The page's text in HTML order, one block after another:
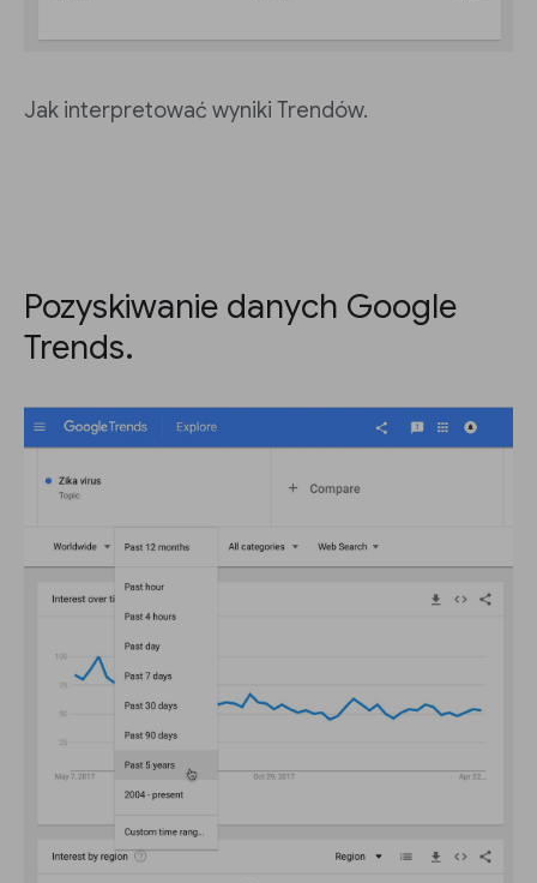
Jak interpretować wyniki Trendów.
Pozyskiwanie danych Google
Trends.